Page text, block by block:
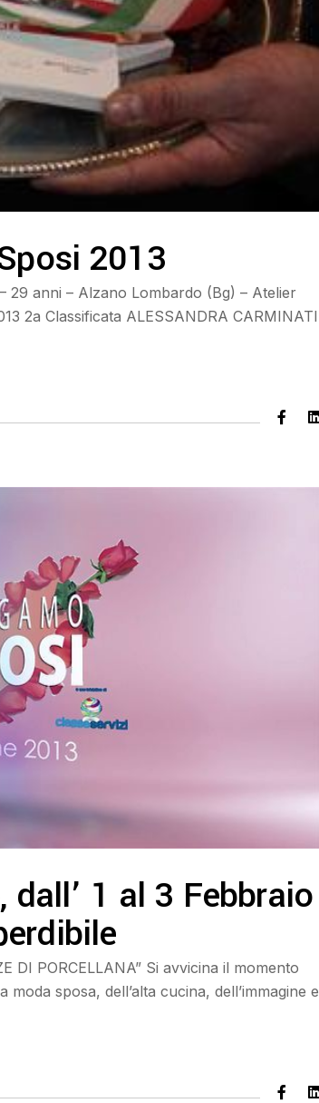
2013
29 anni – Alzano Lombardo (Bg) – Atelier
2a Classificata ALESSANDRA CARMINATI
1 al 3 Febbraio
DI PORCELLANA” Si avvicina il momento
sposa, dell’alta cucina, dell’immagine e